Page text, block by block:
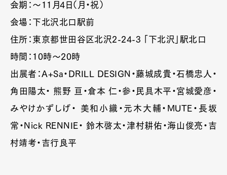
会期：～11月4日（月・祝）
会場：下北沢北口駅前
住所：東京都世田谷区北沢2-24-3 「下北沢」駅北口
時間：10時～20時
出展者：A+Sa・DRILL DESIGN・藤城成貴・石橋忠人・
角田陽太・ 熊野 亘・倉本 仁・参・民具木平・宮城愛彦・
みやけかずしげ・ 美和小織・元木大輔・MUTE・長坂
常・Nick RENNIE・ 鈴木啓太・津村耕佑・海山俊亮・吉
村靖考・吉行良平